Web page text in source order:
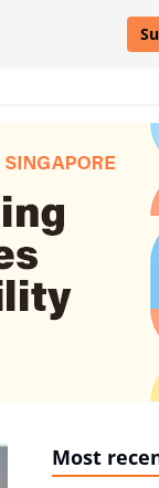
Most